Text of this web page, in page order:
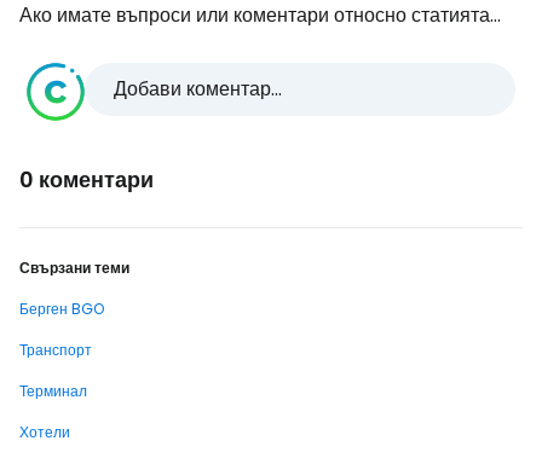
Ако имате въпроси или коментари относно статията...
Добави коментар...
0 коментари
Свързани теми
Берген BGO
Транспорт
Терминал
Хотели